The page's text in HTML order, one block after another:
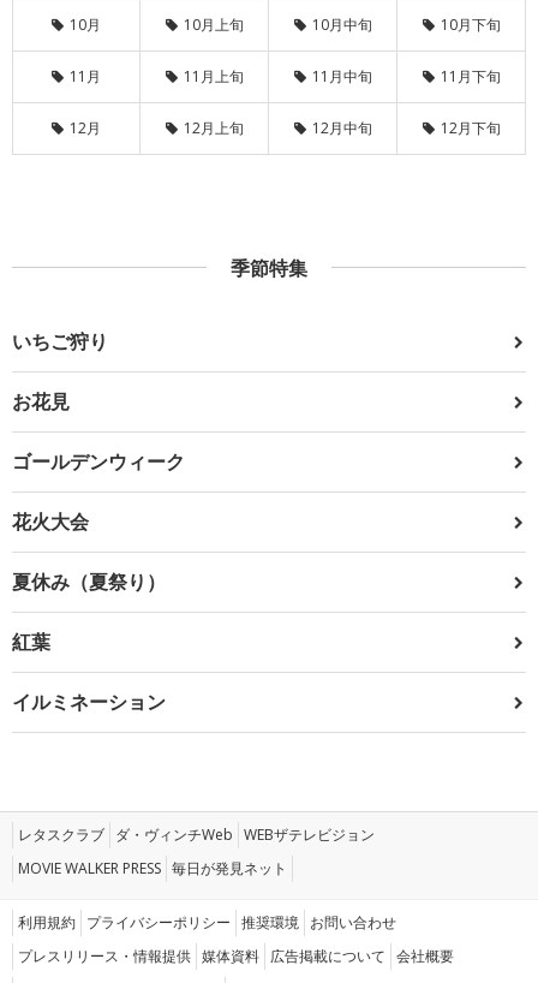
10月 10月上旬 10月中旬 10月下旬
11月 11月上旬 11月中旬 11月下旬
12月 12月上旬 12月中旬 12月下旬
季節特集
いちご狩り
お花見
ゴールデンウィーク
花火大会
夏休み（夏祭り）
紅葉
イルミネーション
レタスクラブ ダ・ヴィンチWeb WEBザテレビジョン
MOVIE WALKER PRESS 毎日が発見ネット
利用規約 プライバシーポリシー 推奨環境 お問い合わせ
プレスリリース・情報提供 媒体資料 広告掲載について 会社概要